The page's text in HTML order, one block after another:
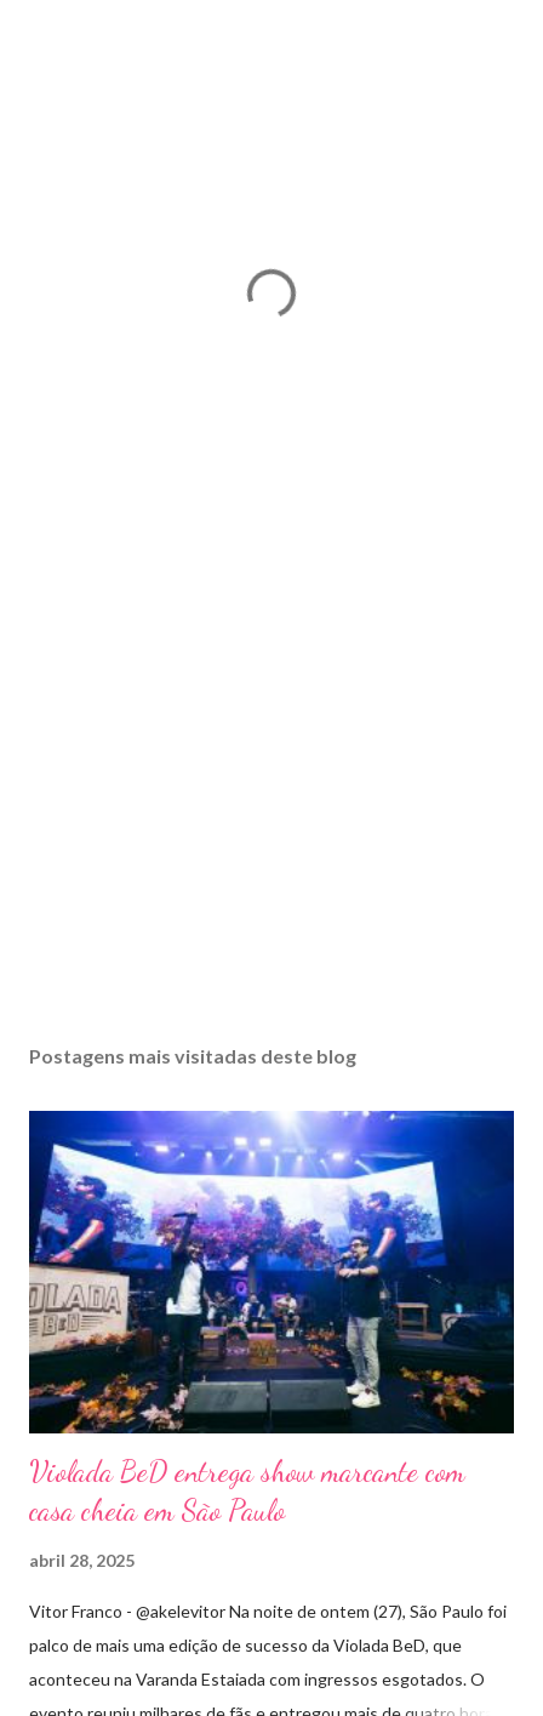
Postagens mais visitadas deste blog
Violada BeD entrega show marcante com
casa cheia em São Paulo
abril 28, 2025
Vitor Franco - @akelevitor Na noite de ontem (27), São Paulo foi
palco de mais uma edição de sucesso da Violada BeD, que
aconteceu na Varanda Estaiada com ingressos esgotados. O